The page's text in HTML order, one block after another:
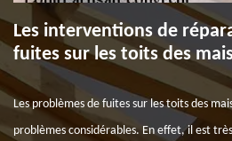
Les interventions de
fuites sur les toits des
Les problèmes de fuites sur les toits des
problèmes considérables. En effet, il est